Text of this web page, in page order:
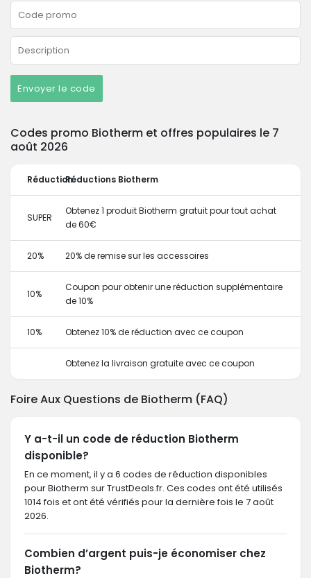
Envoyer le code
Codes promo Biotherm et offres populaires le 7
août 2026
RéductionRéductions Biotherm
SUPER
Obtenez 1 produit Biotherm gratuit pour tout achat
de 60€
20% 20% de remise sur les accessoires
10%
Coupon pour obtenir une réduction supplémentaire
de 10%
10% Obtenez 10% de réduction avec ce coupon
Obtenez la livraison gratuite avec ce coupon
Foire Aux Questions de Biotherm (FAQ)
Y a-t-il un code de réduction Biotherm
disponible?
En ce moment, il y a 6 codes de réduction disponibles
pour Biotherm sur TrustDeals.fr. Ces codes ont été utilisés
1014 fois et ont été vérifiés pour la dernière fois le 7 août
2026.
Combien d’argent puis-je économiser chez
Biotherm?